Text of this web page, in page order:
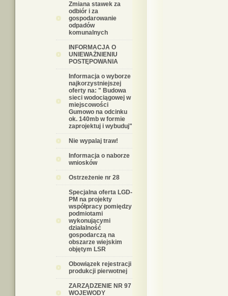
Zmiana stawek za
odbiór i za
gospodarowanie
odpadów
komunalnych
INFORMACJA O
UNIEWAŻNIENIU
POSTĘPOWANIA
Informacja o wyborze
najkorzystniejszej
oferty na: " Budowa
sieci wodociągowej w
miejscowości
Gumowo na odcinku
ok. 140mb w formie
zaprojektuj i wybuduj"
Nie wypalaj traw!
Informacja o naborze
wniosków
Ostrzeżenie nr 28
Specjalna oferta LGD-
PM na projekty
współpracy pomiędzy
podmiotami
wykonującymi
działalność
gospodarczą na
obszarze wiejskim
objętym LSR
Obowiązek rejestracji
produkcji pierwotnej
ZARZĄDZENIE NR 97
WOJEWODY